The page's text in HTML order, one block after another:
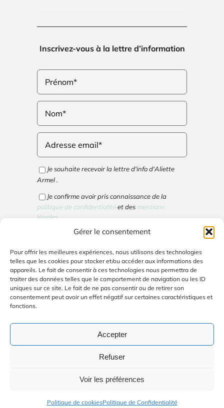
Gérer le consentement
Pour offrir les meilleures expériences, nous utilisons des technologies
telles que les cookies pour stocker et/ou accéder aux informations des
appareils. Le fait de consentir à ces technologies nous permettra de
traiter des données telles que le comportement de navigation ou les ID
uniques sur ce site. Le fait de ne pas consentir ou de retirer son
consentement peut avoir un effet négatif sur certaines caractéristiques et
fonctions.
Accepter
Refuser
Voir les préférences
Politique de cookiesPolitique de Confidentialité
Inscrivez-vous à la lettre d’information
Je souhaite recevoir la lettre d'info d'Aliette
Armel .
Je confirme avoir pris connaissance de la
politique de confidentialitéet des mentions
légales.
et activer ce contenu
© Copyright 2026 | Avada Website Builder par